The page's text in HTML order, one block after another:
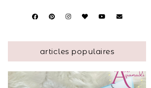
articles populaires